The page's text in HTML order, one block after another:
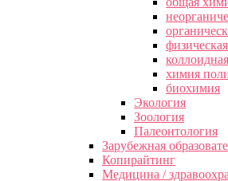
химия
биохимия
Экология
Зоология
Палеонтология
Зарубежная
Копирайтинг
Медицина /